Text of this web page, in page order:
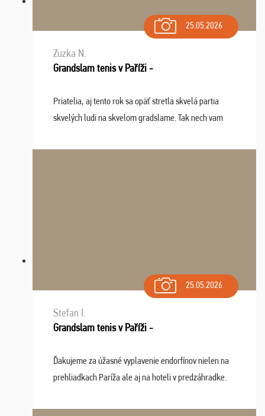
25.05.2026
Zuzka N.
Grandslam tenis v Paříži -
Priatelia, aj tento rok sa opäť stretla skvelá partia
skvelých ludi na skvelom gradslame. Tak nech vam
sa na budúci rok. Prajem vam este veľa ta ...
25.05.2026
Stefan I.
Grandslam tenis v Paříži -
Ďakujeme za úžasné vyplavenie endorfínov nielen na
prehliadkach Paríža ale aj na hoteli v predzáhradke.
spomínať a zväžujeme repete budúci rok : ...